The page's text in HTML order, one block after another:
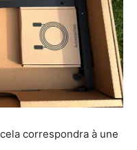
correspondra à une